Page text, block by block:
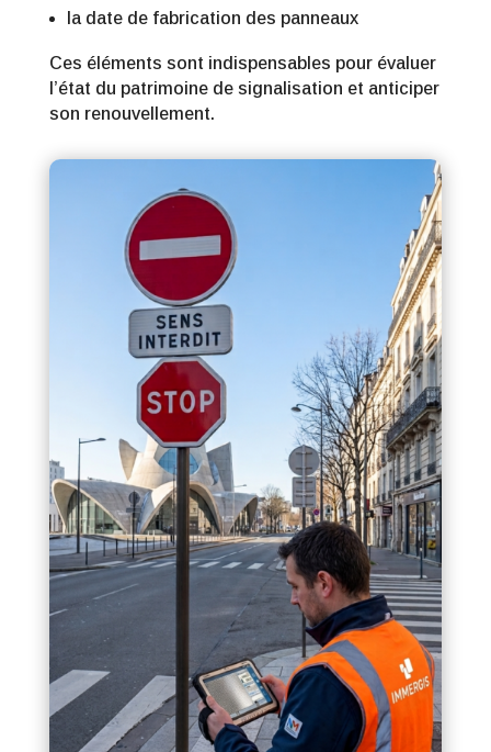
la date de fabrication des panneaux
Ces éléments sont indispensables pour évaluer
l’état du patrimoine de signalisation et anticiper
son renouvellement.